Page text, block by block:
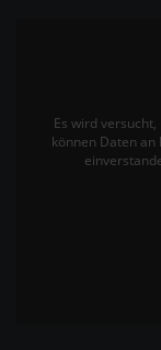
Es wird versucht,
können Daten